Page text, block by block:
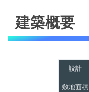
建築概要
設計
敷地面積